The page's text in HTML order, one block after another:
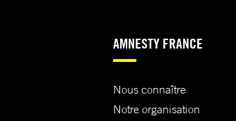
AMNESTY FRANCE
Nous connaître
Notre organisation